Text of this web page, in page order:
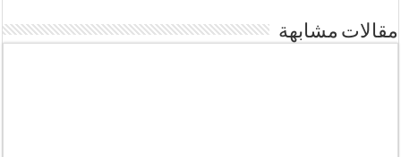
مقالات مشابهة